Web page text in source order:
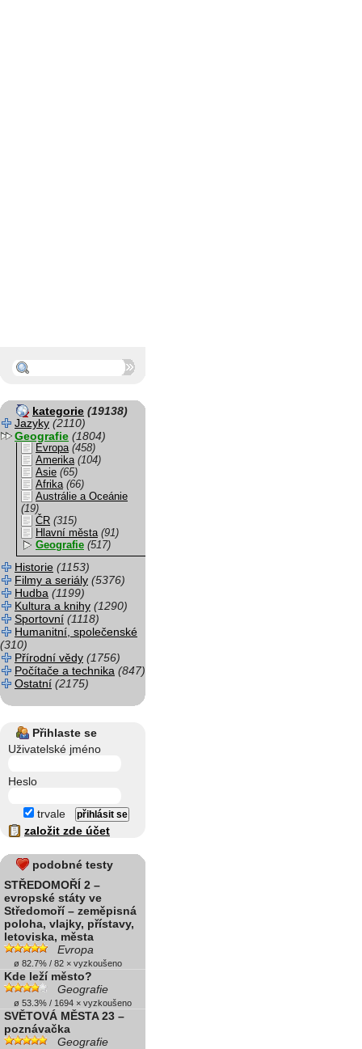
kategorie (19138)
Jazyky (2110)
Geografie (1804)
Evropa (458)
Amerika (104)
Asie (65)
Afrika (66)
Austrálie a Oceánie
(19)
ČR (315)
Hlavní města (91)
Geografie (517)
Historie (1153)
Filmy a seriály (5376)
Hudba (1199)
Kultura a knihy (1290)
Sportovní (1118)
Humanitní, společenské
(310)
Přírodní vědy (1756)
Počítače a technika (847)
Ostatní (2175)
Přihlaste se
Uživatelské jméno
Heslo
trvale
založit zde účet
podobné testy
STŘEDOMOŘÍ 2 –
evropské státy ve
Středomoří – zeměpisná
poloha, vlajky, přístavy,
letoviska, města
Evropa
ø 82.7% / 82 × vyzkoušeno
Kde leží město?
Geografie
ø 53.3% / 1694 × vyzkoušeno
SVĚTOVÁ MĚSTA 23 –
poznávačka
Geografie